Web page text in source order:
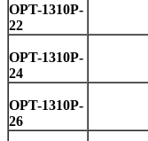
OPT-1310P-
22
OPT-1310P-
24
OPT-1310P-
26